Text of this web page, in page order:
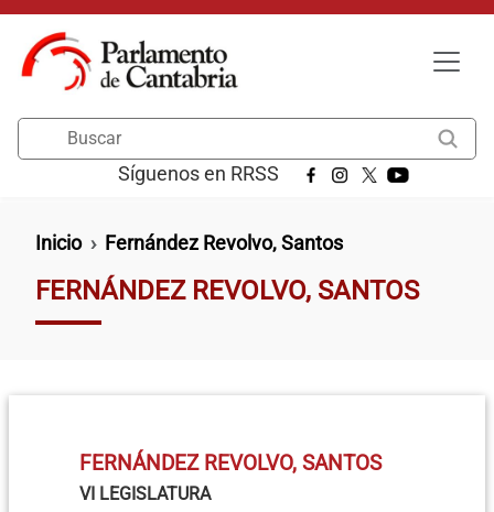
Pasar al contenido principal
Síguenos en RRSS
Ruta de navegación
Inicio Fernández Revolvo, Santos
FERNÁNDEZ REVOLVO, SANTOS
FERNÁNDEZ REVOLVO, SANTOS
VI LEGISLATURA